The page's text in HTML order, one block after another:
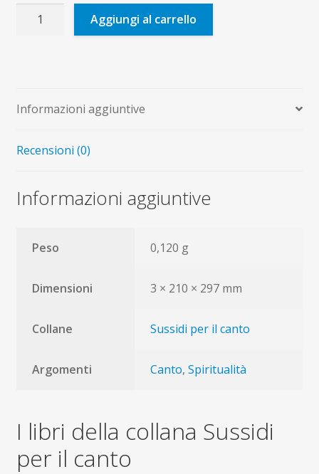
Spirituals.
quantità
Aggiungi al carrello
Informazioni aggiuntive
Recensioni (0)
Informazioni aggiuntive
Peso 0,120 g
Dimensioni 3 × 210 × 297 mm
Collane Sussidi per il canto
Argomenti Canto,Spiritualità
I libri della collana Sussidi
per il canto